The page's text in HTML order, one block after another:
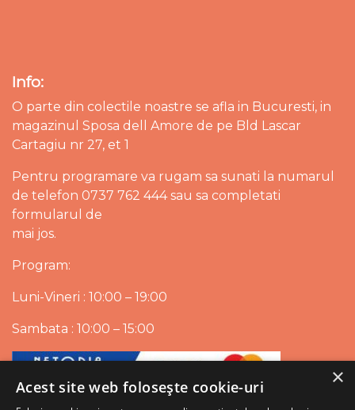
Info:
O parte din colectile noastre se afla in Bucuresti, in
magazinul Sposa dell Amore de pe Bld Lascar
Cartagiu nr 27, et 1
Pentru programare va rugam sa sunati la numarul
de telefon 0737 762 444 sau sa completati
formularul de
mai jos.
Program:
Luni-Vineri : 10:00 – 19:00
Sambata : 10:00 – 15:00
×
Acest site web folosește cookie-uri